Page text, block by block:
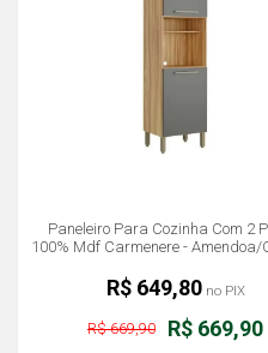
Paneleiro Para Cozinha Com 2
100% Mdf Carmenere - Amendoa/
R$ 669,90
R$ 669,90
R$ 649,80no PIX